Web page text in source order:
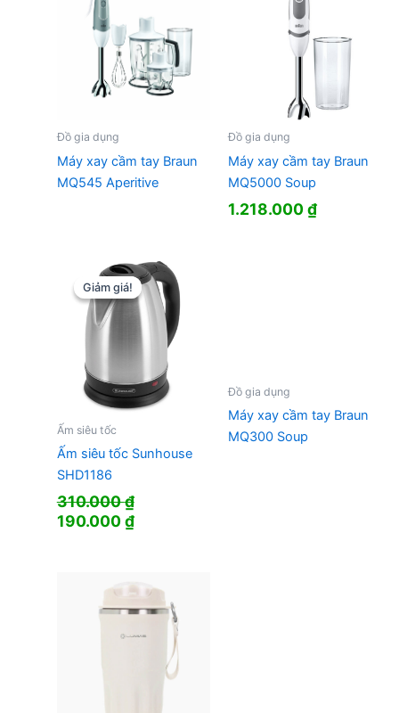
Đồ gia dụng
Máy xay cầm tay Braun
MQ545 Aperitive
Đồ gia dụng
Máy xay cầm tay Braun
MQ5000 Soup
1.218.000₫
Giảm giá!
Giảm giá!
Ấm siêu tốc
Ấm siêu tốc Sunhouse
SHD1186
310.000₫
Giá
190.000₫Giá
190.000 ₫.
Đồ gia dụng
Máy xay cầm tay Braun
MQ300 Soup